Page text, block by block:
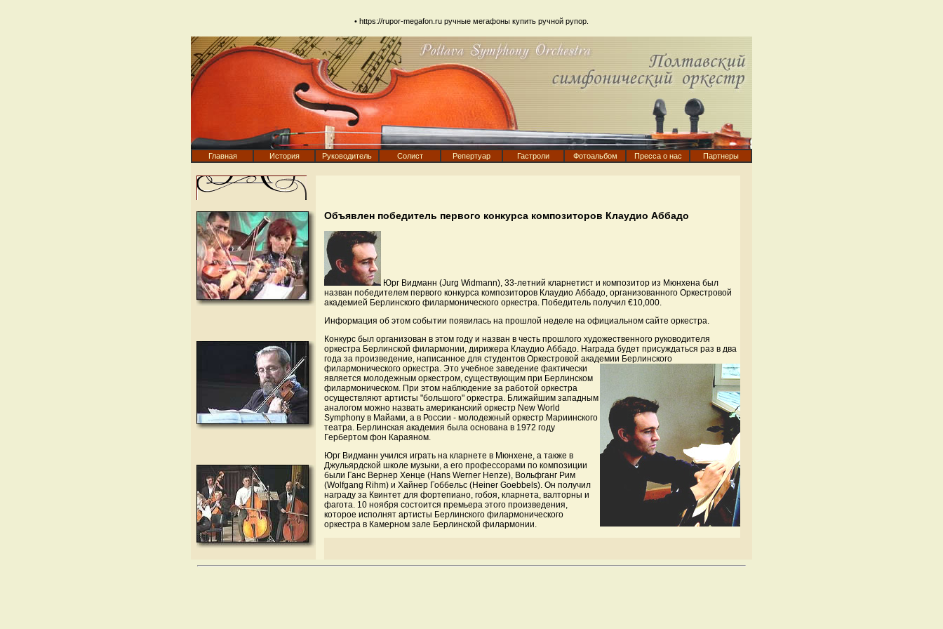
• https://rupor-megafon.ru ручные мегафоны купить ручной рупор.
Главная История Руководитель Солист Репертуар Гастроли Фотоальбом Пресса о нас Партнеры
Объявлен победитель первого конкурса композиторов Клаудио Аббадо
Юрг Видманн (Jurg Widmann), 33-летний кларнетист и композитор из Мюнхена был
назван победителем первого конкурса композиторов Клаудио Аббадо, организованного Оркестровой
академией Берлинского филармонического оркестра. Победитель получил €10,000.
Информация об этом событии появилась на прошлой неделе на официальном сайте оркестра.
Конкурс был организован в этом году и назван в честь прошлого художественного руководителя
оркестра Берлинской филармонии, дирижера Клаудио Аббадо. Награда будет присуждаться раз в два
года за произведение, написанное для студентов Оркестровой академии Берлинского
филармонического оркестра. Это учебное заведение фактически
является молодежным оркестром, существующим при Берлинском
филармоническом. При этом наблюдение за работой оркестра
осуществляют артисты "большого" оркестра. Ближайшим западным
аналогом можно назвать американский оркестр New World
Symphony в Майами, а в России - молодежный оркестр Мариинского
театра. Берлинская академия была основана в 1972 году
Гербертом фон Караяном.
Юрг Видманн учился играть на кларнете в Мюнхене, а также в
Джульярдской школе музыки, а его профессорами по композиции
были Ганс Вернер Хенце (Hans Werner Henze), Вольфганг Рим
(Wolfgang Rihm) и Хайнер Гоббельс (Heiner Goebbels). Он получил
награду за Квинтет для фортепиано, гобоя, кларнета, валторны и
фагота. 10 ноября состоится премьера этого произведения,
которое исполнят артисты Берлинского филармонического
оркестра в Камерном зале Берлинской филармонии.